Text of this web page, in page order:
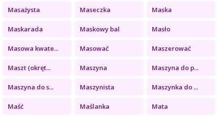
Masażysta Maseczka Maska
Maskarada Maskowy bal Masło
Masowa kwate... Masować Maszerować
Maszt (okręt... Maszyna Maszyna do p...
Maszyna do s... Maszynista Maszynka do ...
Maść Maślanka Mata